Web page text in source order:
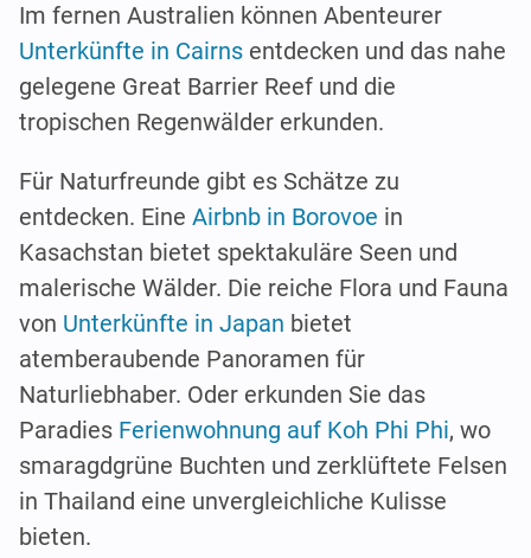
Im fernen Australien können Abenteurer
Unterkünfte in Cairns entdecken und das nahe
gelegene Great Barrier Reef und die
tropischen Regenwälder erkunden.
Für Naturfreunde gibt es Schätze zu
entdecken. Eine Airbnb in Borovoe in
Kasachstan bietet spektakuläre Seen und
malerische Wälder. Die reiche Flora und Fauna
von Unterkünfte in Japan bietet
atemberaubende Panoramen für
Naturliebhaber. Oder erkunden Sie das
Paradies Ferienwohnung auf Koh Phi Phi, wo
smaragdgrüne Buchten und zerklüftete Felsen
in Thailand eine unvergleichliche Kulisse
bieten.